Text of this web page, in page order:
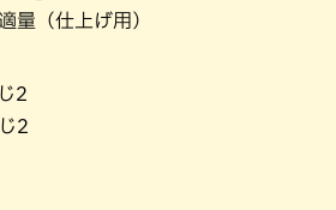
仕上げ用）
2
2